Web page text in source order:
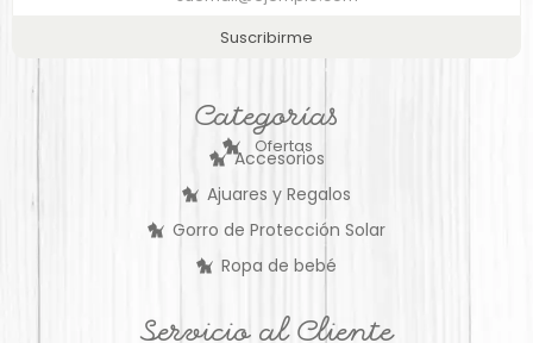
Suscribirme
Categorías
Ofertas
Accesorios
Ajuares y Regalos
Gorro de Protección Solar
Ropa de bebé
Servicio al Cliente